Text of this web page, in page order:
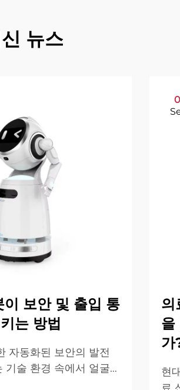
뉴스
이 보안 및 출입 통
는 방법
자동화된 보안의 발전
기술 환경 속에서 얼굴
의
을
가
현